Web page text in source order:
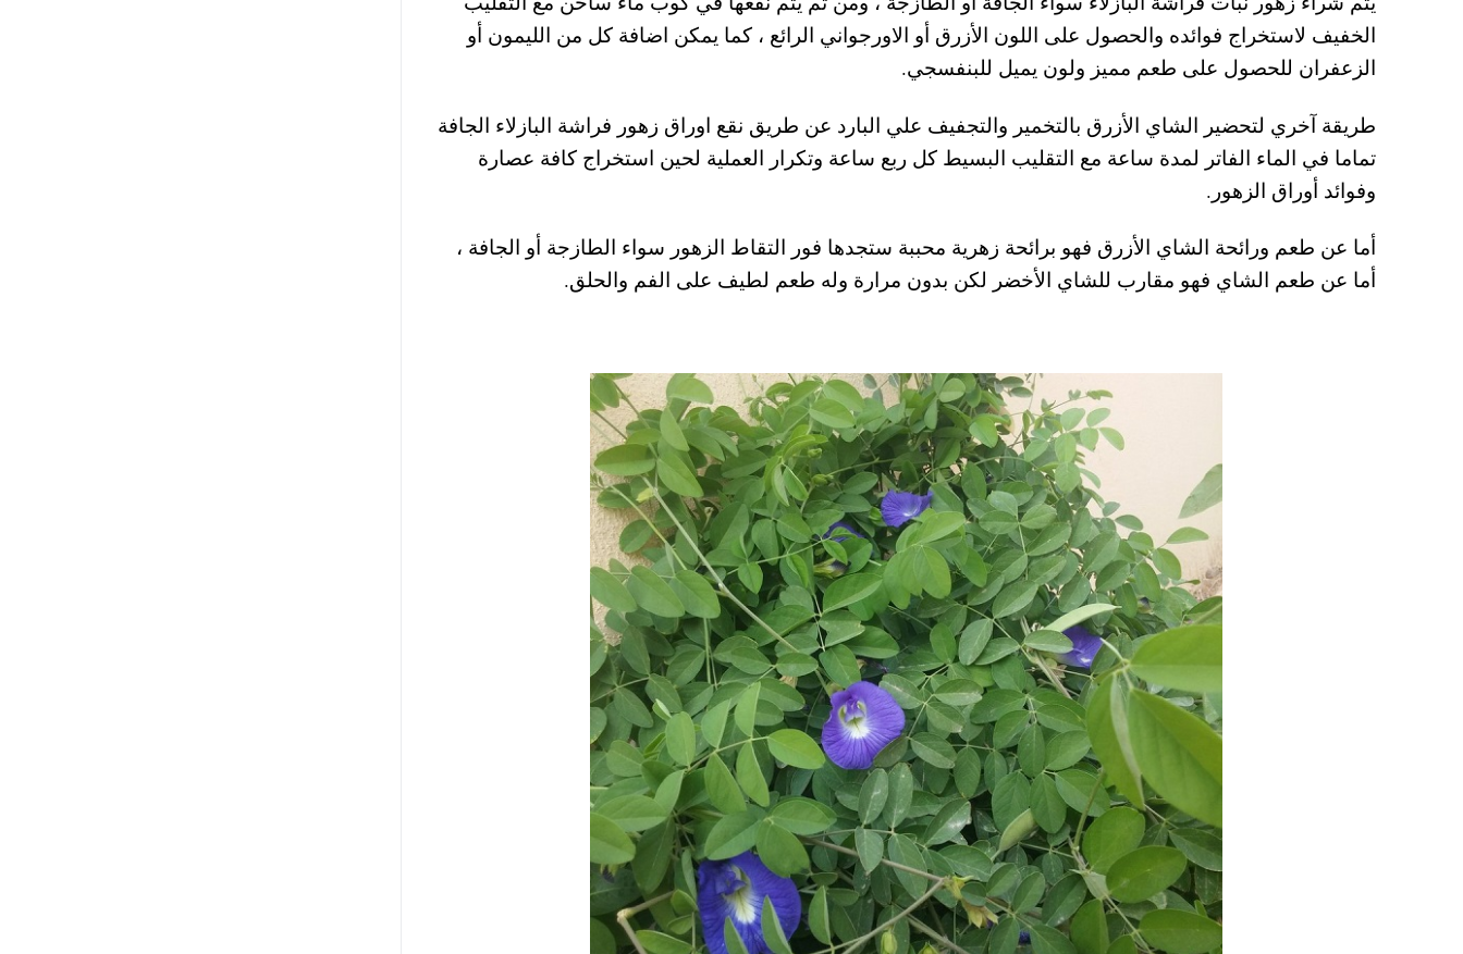
الخفيف لاستخراج فوائده والحصول على اللون الأزرق أو الاورجواني الرائع ، كما يمكن اضافة كل من الليمون أو
الزعفران للحصول على طعم مميز ولون يميل للبنفسجي.
طريقة آخري لتحضير الشاي الأزرق بالتخمير والتجفيف علي البارد عن طريق نقع اوراق زهور فراشة البازلاء الجافة
تماما في الماء الفاتر لمدة ساعة مع التقليب البسيط كل ربع ساعة وتكرار العملية لحين استخراج كافة عصارة
وفوائد أوراق الزهور.
أما عن طعم ورائحة الشاي الأزرق فهو برائحة زهرية محببة ستجدها فور التقاط الزهور سواء الطازجة أو الجافة ،
أما عن طعم الشاي فهو مقارب للشاي الأخضر لكن بدون مرارة وله طعم لطيف على الفم والحلق.